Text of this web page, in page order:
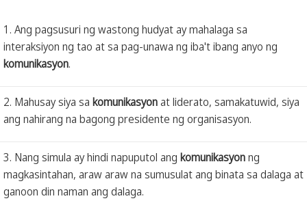
1. Ang pagsusuri ng wastong hudyat ay mahalaga sa
interaksiyon ng tao at sa pag-unawa ng iba't ibang anyo ng
komunikasyon.
2. Mahusay siya sa komunikasyonat liderato, samakatuwid, siya
ang nahirang na bagong presidente ng organisasyon.
3. Nang simula ay hindi napuputol ang komunikasyonng
magkasintahan, araw araw na sumusulat ang binata sa dalaga at
ganoon din naman ang dalaga.